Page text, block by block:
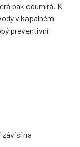
pak odumírá. K
v kapalném
preventivní
na